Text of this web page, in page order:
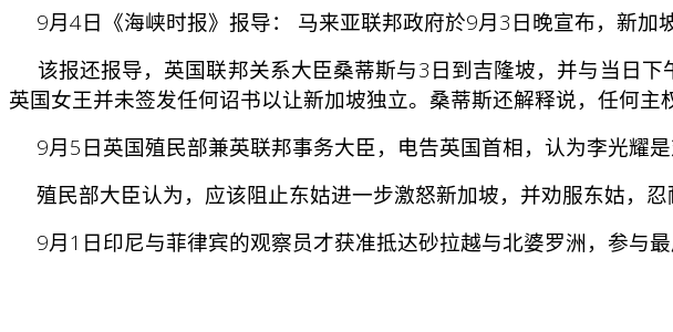
9月4日《海峡时报》报导： 马来亚联邦政府於9月3日晚宣布，新加
该报还报导，英国联邦关系大臣桑蒂斯与3日到吉隆坡，并与当日下
英国女王并未签发任何诏书以让新加坡独立。桑蒂斯还解释说，任何
9月5日英国殖民部兼英联邦事务大臣，电告英国首相，认为李光耀
殖民部大臣认为，应该阻止东姑进一步激怒新加坡，并劝服东姑，忍
9月1日印尼与菲律宾的观察员才获准抵达砂拉越与北婆罗洲，参与最